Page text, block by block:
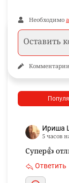
Необходимо
Ириша
5 часов
Супер👍
Ответить